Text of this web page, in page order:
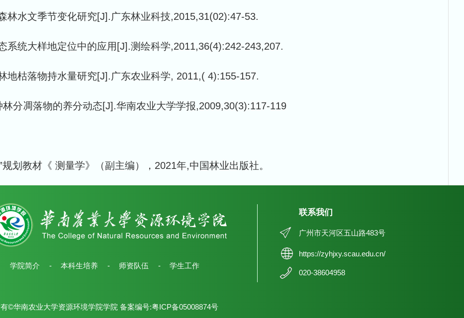
林水文季节变化研究[J].广东林业科技,2015,31(02):47-53.
系统大样地定位中的应用[J].测绘科学,2011,36(4):242-243,207.
地枯落物持水量研究[J].广东农业科学, 2011,( 4):155-157.
分凋落物的养分动态[J].华南农业大学学报,2009,30(3):117-119
划教材《 测量学》（副主编），2021年,中国林业出版社。
学院简介 - 本科生培养 - 师资队伍 - 学生工作
联系我们
广州市天河区五山路483号
https://zyhjxy.scau.edu.cn/
020-38604958
©华南农业大学资源环境学院学院 备案编号:粤ICP备05008874号